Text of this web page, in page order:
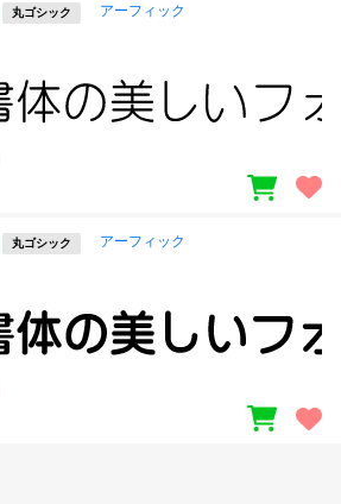
行書体
丸ゴシック アーフィック
丸ゴシック アーフィック